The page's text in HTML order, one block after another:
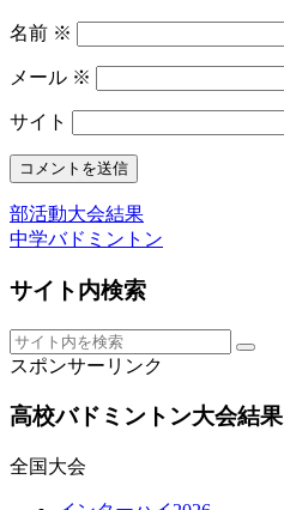
名前 ※
メール ※
サイト
部活動大会結果
中学バドミントン
サイト内検索
スポンサーリンク
高校バドミントン大会結果
全国大会